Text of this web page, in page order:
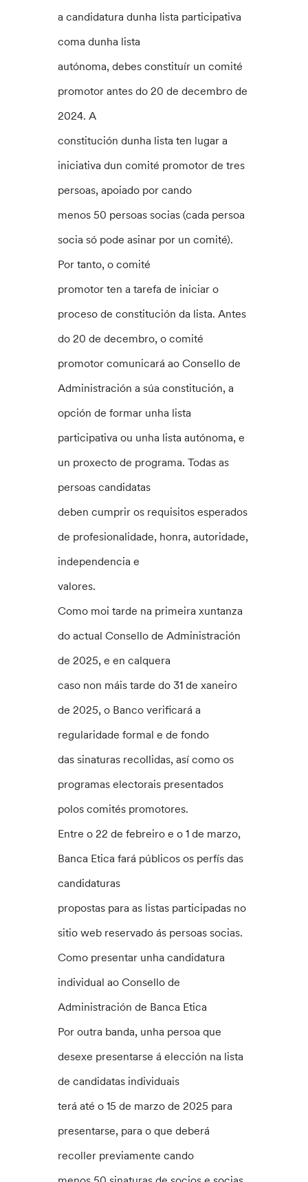
a candidatura dunha lista participativa
coma dunha lista
autónoma, debes constituír un comité
promotor antes do 20 de decembro de
2024. A
constitución dunha lista ten lugar a
iniciativa dun comité promotor de tres
persoas, apoiado por cando
menos 50 persoas socias (cada persoa
socia só pode asinar por un comité).
Por tanto, o comité
promotor ten a tarefa de iniciar o
proceso de constitución da lista. Antes
do 20 de decembro, o comité
promotor comunicará ao Consello de
Administración a súa constitución, a
opción de formar unha lista
participativa ou unha lista autónoma, e
un proxecto de programa. Todas as
persoas candidatas
deben cumprir os requisitos esperados
de profesionalidade, honra, autoridade,
independencia e
valores.
Como moi tarde na primeira xuntanza
do actual Consello de Administración
de 2025, e en calquera
caso non máis tarde do 31 de xaneiro
de 2025, o Banco verificará a
regularidade formal e de fondo
das sinaturas recollidas, así como os
programas electorais presentados
polos comités promotores.
Entre o 22 de febreiro e o 1 de marzo,
Banca Etica fará públicos os perfís das
candidaturas
propostas para as listas participadas no
sitio web reservado ás persoas socias.
Como presentar unha candidatura
individual ao Consello de
Administración de Banca Etica
Por outra banda, unha persoa que
desexe presentarse á elección na lista
de candidatas individuais
terá até o 15 de marzo de 2025 para
presentarse, para o que deberá
recoller previamente cando